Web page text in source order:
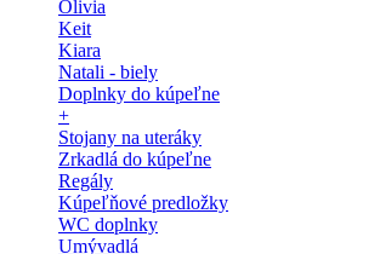
Olivia
Keit
Kiara
Natali - biely
Doplnky do kúpeľne
+
Stojany na uteráky
Zrkadlá do kúpeľne
Regály
Kúpeľňové predložky
WC doplnky
Umývadlá